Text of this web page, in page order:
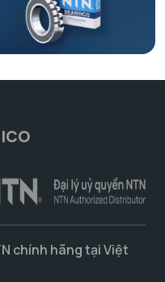
chính hãng tại Việt